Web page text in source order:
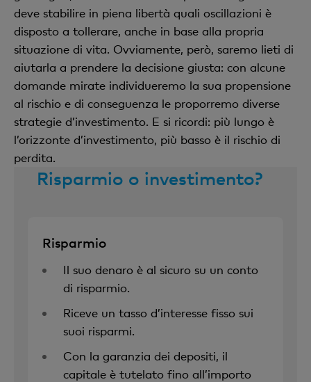
deve stabilire in piena libertà quali oscillazioni è
disposto a tollerare, anche in base alla propria
situazione di vita. Ovviamente, però, saremo lieti di
aiutarla a prendere la decisione giusta: con alcune
domande mirate individueremo la sua propensione
al rischio e di conseguenza le proporremo diverse
strategie d’investimento. E si ricordi: più lungo è
l’orizzonte d’investimento, più basso è il rischio di
perdita.
Risparmio o investimento?
Risparmio
Il suo denaro è al sicuro su un conto
di risparmio.
Riceve un tasso d’interesse fisso sui
suoi risparmi.
Con la garanzia dei depositi, il
capitale è tutelato fino all’importo